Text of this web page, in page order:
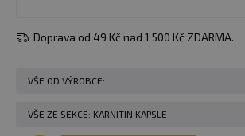
Doprava od 49 Kč nad 1 500 Kč ZDARMA.
VŠE OD VÝROBCE:
VŠE ZE SEKCE: KARNITIN KAPSLE